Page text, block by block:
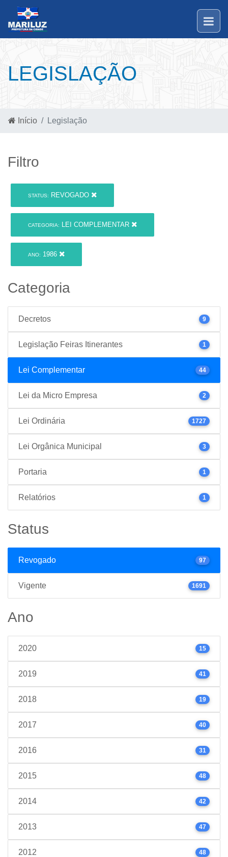
LEGISLAÇÃO
Início Legislação
Filtro
STATUS: REVOGADO
CATEGORIA: LEI COMPLEMENTAR
ANO: 1986
Categoria
Decretos 9
Legislação Feiras Itinerantes 1
Lei Complementar 44
Lei da Micro Empresa 2
Lei Ordinária 1727
Lei Orgânica Municipal 3
Portaria 1
Relatórios 1
Status
Revogado 97
Vigente 1691
Ano
2020 15
2019 41
2018 19
2017 40
2016 31
2015 48
2014 42
2013 47
2012 48